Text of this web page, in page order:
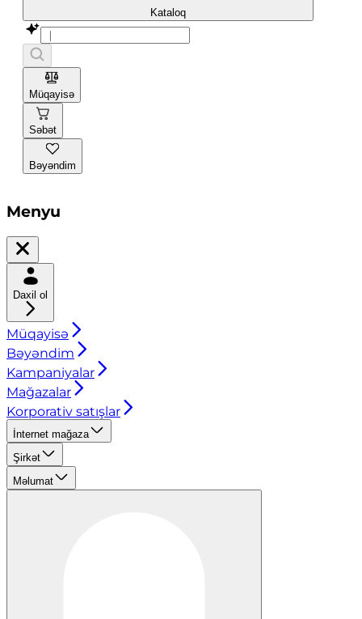
Kataloq
Müqayisə
Səbət
Bəyəndim
Menyu
Daxil ol
Müqayisə
Bəyəndim
Kampaniyalar
Mağazalar
Korporativ satışlar
İnternet mağaza
Şirkət
Məlumat